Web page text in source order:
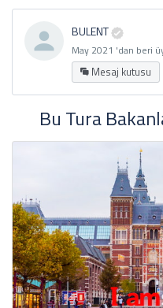
BULENT
May 2021 'dan beri
Mesaj kutusu
Bu Tura